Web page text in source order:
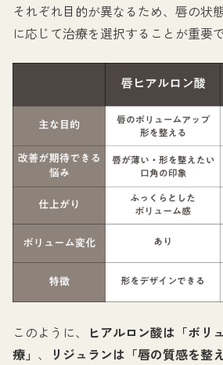
それぞれ目的が異なるため、唇の状
に応じて治療を選択することが重要で
このように、
ヒアルロン酸は「ボリ
療」 、 リジュランは「唇の質感を整